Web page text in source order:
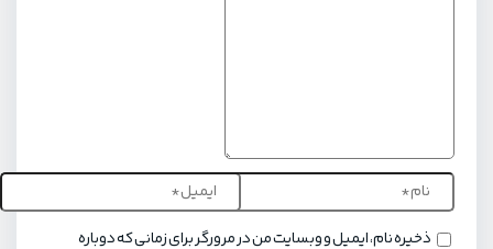
ذخیره نام، ایمیل و وبسایت من در مرورگر برای زمانی که دوباره